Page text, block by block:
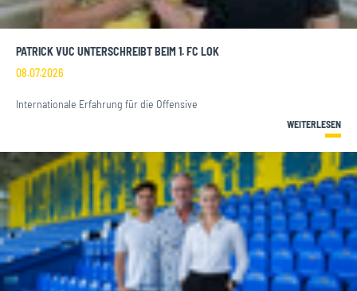
PATRICK VUC UNTERSCHREIBT BEIM 1. FC LOK
08.07.2026
Internationale Erfahrung für die Offensive
WEITERLESEN